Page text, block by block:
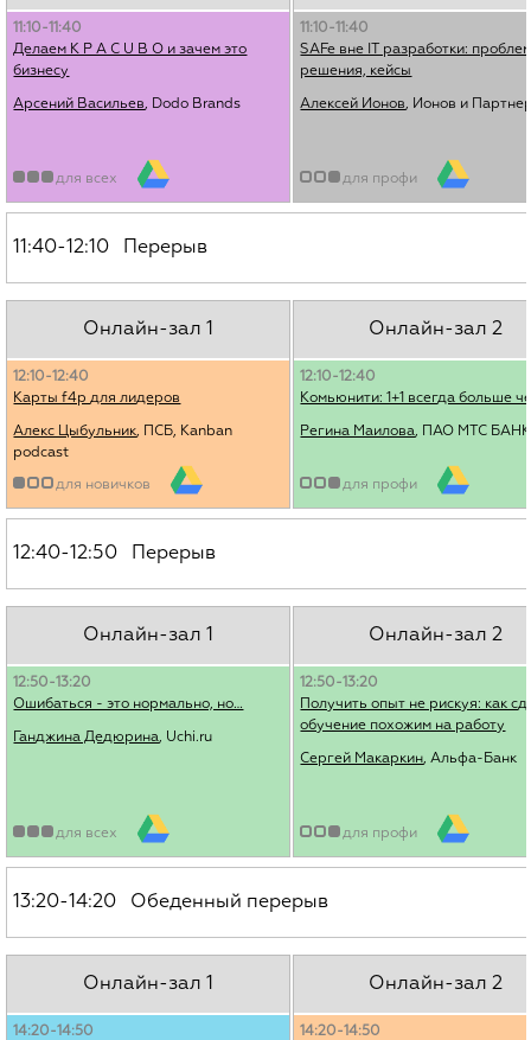
11:10-11:40
Делаем К Р А С U В О и зачем это
бизнесу
Арсений Васильев, Dodo Brands
для всех
11:10-11:40
SAFe вне IT разработки:
решения, кейсы
Алексей Ионов, Ионов и
для профи
11:40-12:10 Перерыв
Онлайн-зал 1
12:10-12:40
Карты f4p для лидеров
Алекс Цыбульник, ПСБ, Kanban
podcast
для новичков
Онлайн-зал 2
12:10-12:40
Комьюнити: 1+1 всегда больше
Регина Маилова, ПАО МТС БАНК
для профи
12:40-12:50 Перерыв
Онлайн-зал 1
12:50-13:20
Ошибаться - это нормально, но…
Ганджина Дедюрина, Uchi.ru
для всех
Онлайн-зал 2
12:50-13:20
Получить опыт не рискуя: как
обучение похожим на работу
Сергей Макаркин, Альфа-Банк
для профи
13:20-14:20 Обеденный перерыв
Онлайн-зал 1
14:20-14:50
Онлайн-зал 2
14:20-14:50